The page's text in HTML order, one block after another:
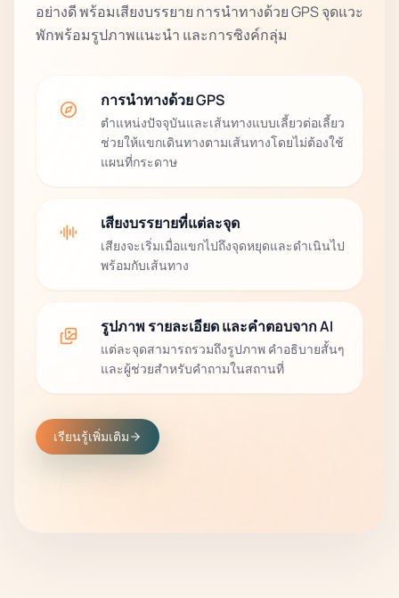
อย่างดี พร้อมเสียงบรรยาย การนำทางด้วย GPS จุดแวะ
พักพร้อมรูปภาพแนะนำ และการซิงค์กลุ่ม
การนำทางด้วย GPS
ตำแหน่งปัจจุบันและเส้นทางแบบเลี้ยวต่อเลี้ยว
ช่วยให้แขกเดินทางตามเส้นทางโดยไม่ต้องใช้
แผนที่กระดาษ
เสียงบรรยายที่แต่ละจุด
เสียงจะเริ่มเมื่อแขกไปถึงจุดหยุดและดำเนินไป
พร้อมกับเส้นทาง
รูปภาพ รายละเอียด และคำตอบจาก AI
แต่ละจุดสามารถรวมถึงรูปภาพ คำอธิบายสั้นๆ
และผู้ช่วยสำหรับคำถามในสถานที่
เรียนรู้เพิ่มเติม